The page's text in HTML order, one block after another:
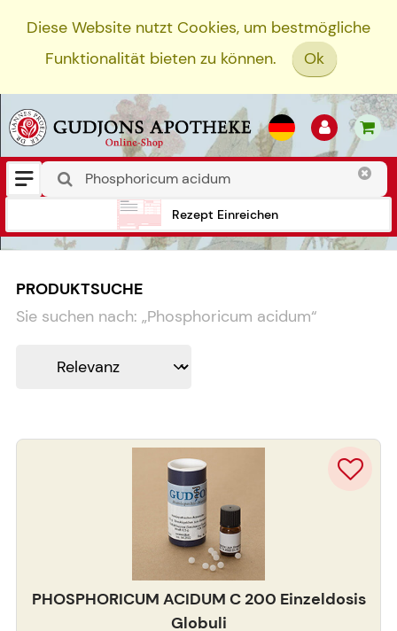
Diese Website nutzt Cookies, um bestmögliche
Funktionalität bieten zu können.
Ok
Rezept Einreichen
PRODUKTSUCHE
Sie suchen nach: „Phosphoricum acidum“
PHOSPHORICUM ACIDUM C 200 Einzeldosis
Globuli